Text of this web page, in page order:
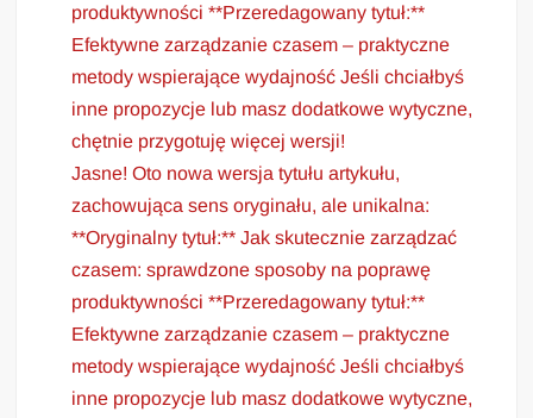
produktywności **Przeredagowany tytuł:**
Efektywne zarządzanie czasem – praktyczne
metody wspierające wydajność Jeśli chciałbyś
inne propozycje lub masz dodatkowe wytyczne,
chętnie przygotuję więcej wersji!
Jasne! Oto nowa wersja tytułu artykułu,
zachowująca sens oryginału, ale unikalna:
**Oryginalny tytuł:** Jak skutecznie zarządzać
czasem: sprawdzone sposoby na poprawę
produktywności **Przeredagowany tytuł:**
Efektywne zarządzanie czasem – praktyczne
metody wspierające wydajność Jeśli chciałbyś
inne propozycje lub masz dodatkowe wytyczne,